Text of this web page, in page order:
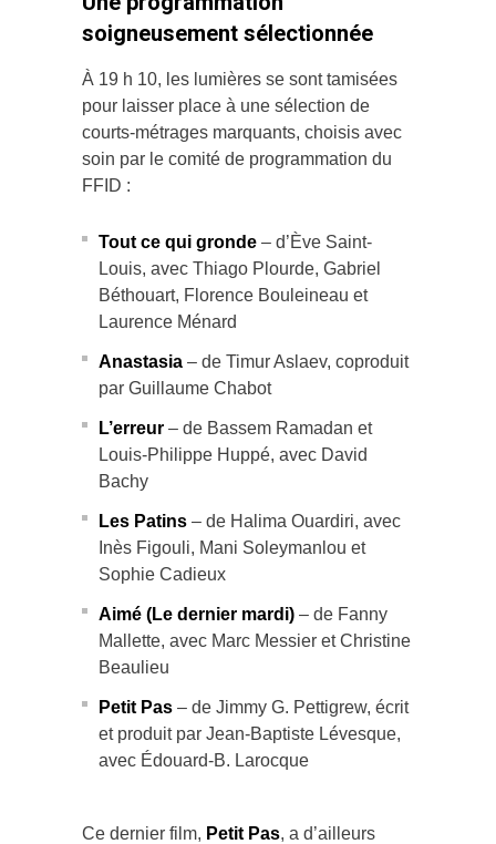
soigneusement sélectionnée
À 19 h 10, les lumières se sont tamisées
pour laisser place à une sélection de
courts-métrages marquants, choisis avec
soin par le comité de programmation du
FFID :
Tout ce qui gronde – d’Ève Saint-
Louis, avec Thiago Plourde, Gabriel
Béthouart, Florence Bouleineau et
Laurence Ménard
Anastasia – de Timur Aslaev, coproduit
par Guillaume Chabot
L’erreur – de Bassem Ramadan et
Louis-Philippe Huppé, avec David
Bachy
Les Patins – de Halima Ouardiri, avec
Inès Figouli, Mani Soleymanlou et
Sophie Cadieux
Aimé (Le dernier mardi) – de Fanny
Mallette, avec Marc Messier et Christine
Beaulieu
Petit Pas – de Jimmy G. Pettigrew, écrit
et produit par Jean-Baptiste Lévesque,
avec Édouard-B. Larocque
Ce dernier film, Petit Pas, a d’ailleurs